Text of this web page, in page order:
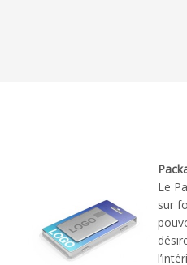
Le
sur